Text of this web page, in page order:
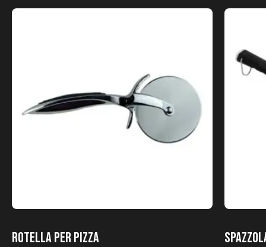
Rotella per pizza